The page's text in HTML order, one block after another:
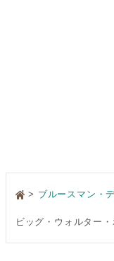
> ブルースマン・
ビッグ・ウォルター